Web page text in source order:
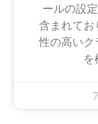
ールの設
含まれてお
性の高いク
を